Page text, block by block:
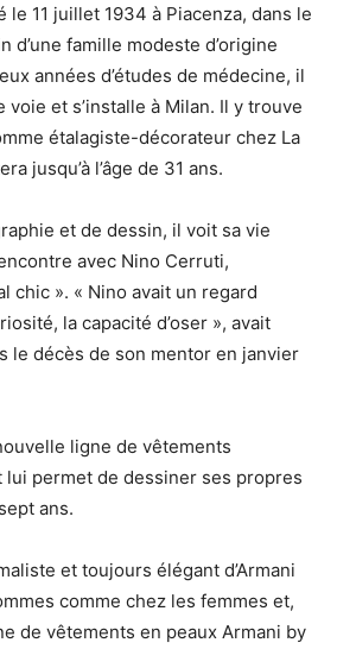
le 11 juillet 1934 à Piacenza, dans le
d’une famille modeste d’origine
années d’études de médecine, il
et s’installe à Milan. Il y trouve
étalagiste-décorateur chez La
jusqu’à l’âge de 31 ans.
et de dessin, il voit sa vie
avec Nino Cerruti,
chic ». « Nino avait un regard
la capacité d’oser », avait
le décès de son mentor en janvier
ligne de vêtements
lui permet de dessiner ses propres
ans.
et toujours élégant d’Armani
comme chez les femmes et,
de vêtements en peaux Armani by